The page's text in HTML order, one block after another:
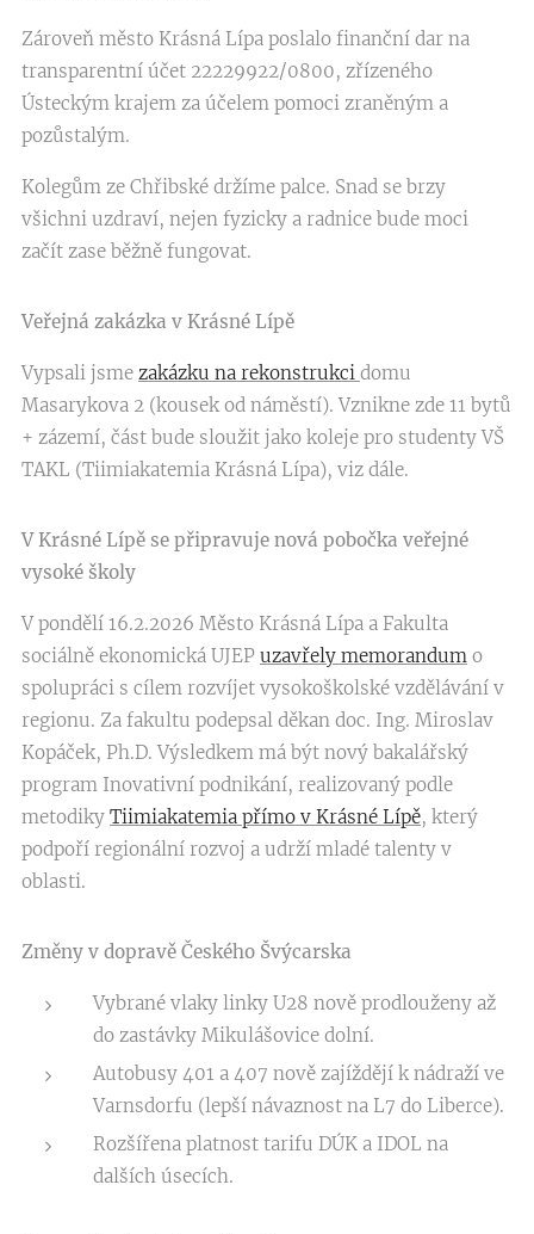
Zároveň město Krásná Lípa poslalo finanční dar na
transparentní účet 22229922/0800, zřízeného
Ústeckým krajem za účelem pomoci zraněným a
pozůstalým.
Kolegům ze Chřibské držíme palce. Snad se brzy
všichni uzdraví, nejen fyzicky a radnice bude moci
začít zase běžně fungovat.
Veřejná zakázka v Krásné Lípě
Vypsali jsme zakázku na rekonstrukci domu
Masarykova 2 (kousek od náměstí). Vznikne zde 11 bytů
+ zázemí, část bude sloužit jako koleje pro studenty VŠ
TAKL (Tiimiakatemia Krásná Lípa), viz dále.
V Krásné Lípě se připravuje nová pobočka veřejné
vysoké školy
V pondělí 16.2.2026 Město Krásná Lípa a Fakulta
sociálně ekonomická UJEP uzavřely memorandum o
spolupráci s cílem rozvíjet vysokoškolské vzdělávání v
regionu. Za fakultu podepsal děkan doc. Ing. Miroslav
Kopáček, Ph.D. Výsledkem má být nový bakalářský
program Inovativní podnikání, realizovaný podle
metodiky Tiimiakatemia přímo v Krásné Lípě, který
podpoří regionální rozvoj a udrží mladé talenty v
oblasti.
Změny v dopravě Českého Švýcarska
Vybrané vlaky linky U28 nově prodlouženy až
do zastávky Mikulášovice dolní.
Autobusy 401 a 407 nově zajíždějí k nádraží ve
Varnsdorfu (lepší návaznost na L7 do Liberce).
Rozšířena platnost tarifu DÚK a IDOL na
dalších úsecích.